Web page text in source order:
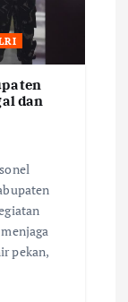
dan
pekan,